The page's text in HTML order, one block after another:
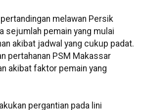
melawan Persik
sejumlah pemain yang mulai
akibat jadwal yang cukup padat.
pertahanan PSM Makassar
akibat faktor pemain yang
pergantian pada lini